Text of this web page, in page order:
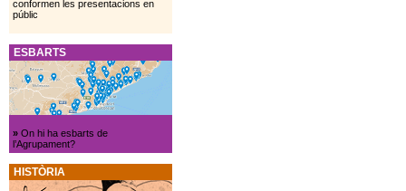
conformen les presentacions en
públic
ESBARTS
»On hi ha esbarts de
l’Agrupament?
HISTÒRIA